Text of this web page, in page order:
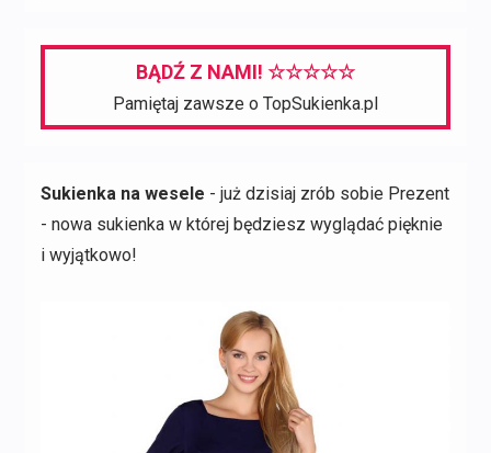
BĄDŹ Z NAMI! ☆☆☆☆☆
Pamiętaj zawsze o TopSukienka.pl
Sukienka na wesele - już dzisiaj zrób sobie Prezent
- nowa sukienka w której będziesz wyglądać pięknie
i wyjątkowo!